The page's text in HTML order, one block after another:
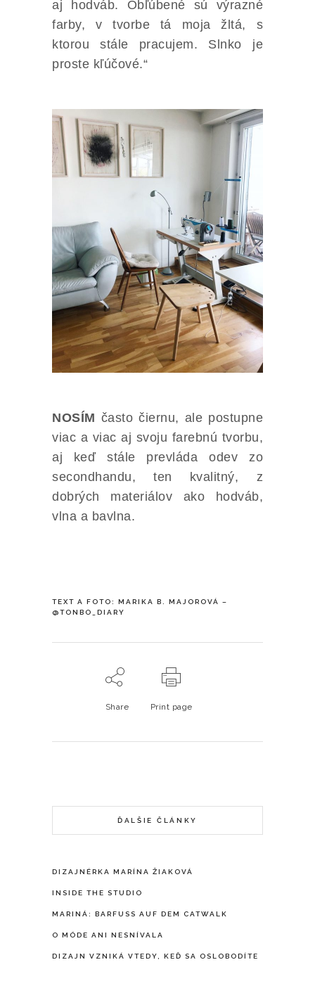
aj hodváb. Obľúbené sú výrazné
farby, v tvorbe tá moja žltá, s
ktorou stále pracujem. Slnko je
proste kľúčové.“
NOSÍM často čiernu, ale postupne
viac a viac aj svoju farebnú tvorbu,
aj keď stále prevláda odev zo
secondhandu, ten kvalitný, z
dobrých materiálov ako hodváb,
vlna a bavlna.
TEXT A FOTO: MARIKA B. MAJOROVÁ –
@TONBO_DIARY
Share Print page
ĎALŠIE ČLÁNKY
DIZAJNÉRKA MARÍNA ŽIAKOVÁ
INSIDE THE STUDIO
MARINÁ: BARFUSS AUF DEM CATWALK
O MÓDE ANI NESNÍVALA
DIZAJN VZNIKÁ VTEDY, KEĎ SA OSLOBODÍTE